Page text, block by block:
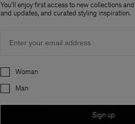
You'll enjoy first access to new collections
and updates, and curated styling inspiration.
Preferences
Woman
Man
Sign up